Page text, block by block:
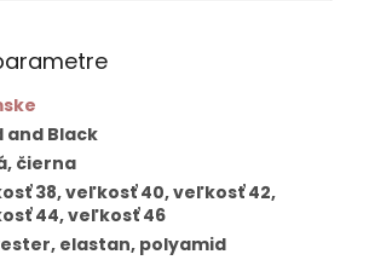
and Black
čierna
38, veľkosť 40, veľkosť 42,
44, veľkosť 46
elastan, polyamid